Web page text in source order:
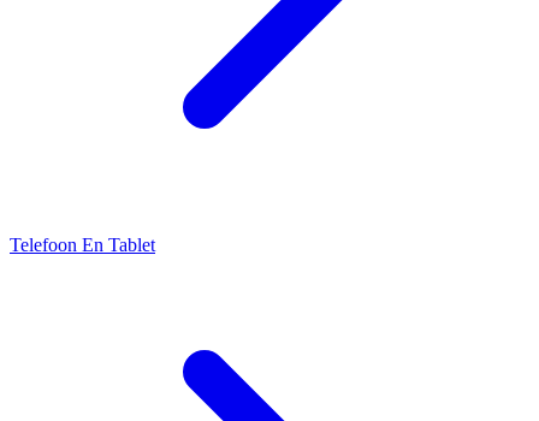
Telefoon En Tablet